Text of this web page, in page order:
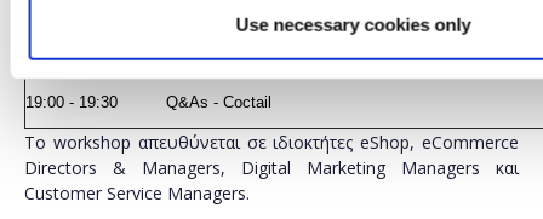
Use necessary cookies only
Γνωστοποίηση περιστατικών παραβίασης στις
Έλεγχοι και πρόστιμα
19:00 - 19:30 Q&As - Coctail
Το workshop απευθύνεται σε ιδιοκτήτες eShop, eCommerce
Directors & Managers, Digital Marketing Managers και
Customer Service Managers.